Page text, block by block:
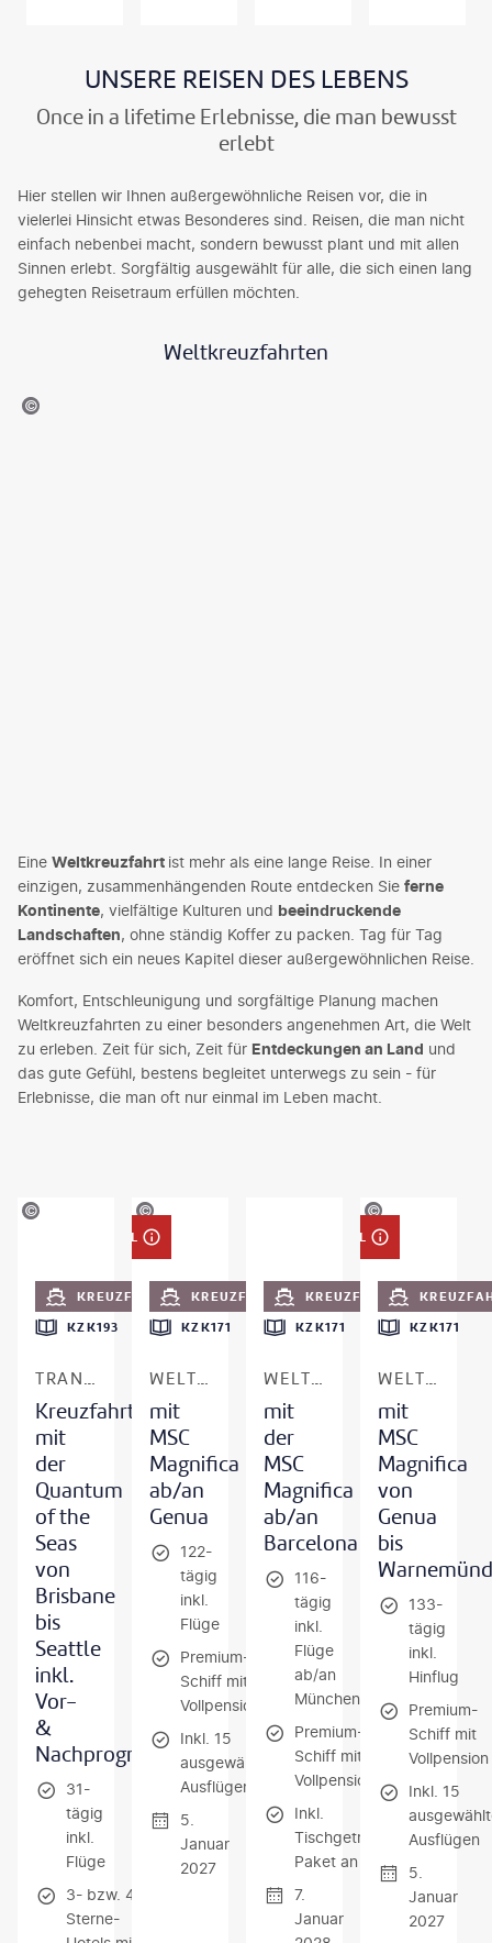
UNSERE REISEN DES LEBENS
Once in a lifetime Erlebnisse, die man bewusst
erlebt
Hier stellen wir Ihnen außergewöhnliche Reisen vor, die in
vielerlei Hinsicht etwas Besonderes sind. Reisen, die man nicht
einfach nebenbei macht, sondern bewusst plant und mit allen
Sinnen erlebt. Sorgfältig ausgewählt für alle, die sich einen lang
gehegten Reisetraum erfüllen möchten.
Weltkreuzfahrten
Cerdeno - gty
Eine Weltkreuzfahrt ist mehr als eine lange Reise. In einer
einzigen, zusammenhängenden Route entdecken Sie ferne
Kontinente, vielfältige Kulturen und beeindruckende
Landschaften, ohne ständig Koffer zu packen. Tag für Tag
eröffnet sich ein neues Kapitel dieser außergewöhnlichen Reise.
Komfort, Entschleunigung und sorgfältige Planung machen
Weltkreuzfahrten zu einer besonders angenehmen Art, die Welt
zu erleben. Zeit für sich, Zeit für Entdeckungen an Land und
das gute Gefühl, bestens begleitet unterwegs zu sein - für
Erlebnisse, die man oft nur einmal im Leben macht.
gty
KREUZFAHRT
KZK193
TRANSPAZIFIK
Kreuzfahrt
mit
der
Quantum
of the
Seas
von
Brisbane
bis
Seattle
inkl.
Vor-
&
Nachprogramm
31-
tägig
inkl.
Flüge
3- bzw. 4-
Sterne-
Ira Sokolovskaya-shutterstock
DEAL
KREUZFAHRT
KZK171
WELTKREUZFAHRT
mit
MSC
Magnifica
ab/an
Genua
122-
tägig
inkl.
Flüge
Premium-
Schiff mit
Vollpension
Inkl. 15
ausgewählten
Ausflügen
5.
Januar
2027
KREUZFAHRT
KZK171
WELTKREUZFAHRT
mit
der
MSC
Magnifica
ab/an
Barcelona
116-
tägig
inkl.
Flüge
ab/an
München
Premium-
Schiff mit
Vollpension
Inkl.
Tischgetränke-
Paket an Bord
7.
Januar
Ira Sokolovskaya-shutterstock
DEAL
KZK171
WELTKREUZFAHRT
mit
MSC
Magnifica
von
Genua
bis
133-
tägig
inkl.
Hinflug
Premium-
Schiff mit
Vollpension
Inkl. 15
Ausflügen
5.
Januar
2027